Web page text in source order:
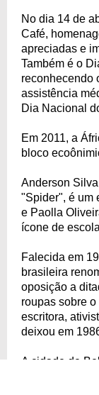
No dia 14 de
Café,
apreciadas e
Também é o
reconhecendo
assistência
Dia Nacional
Em 2011, a
bloco
Anderson
"Spider", é um
e Paolla
ícone de
Falecida em
brasileira
oposição a
roupas sobre
escritora,
deixou em
A cidade de